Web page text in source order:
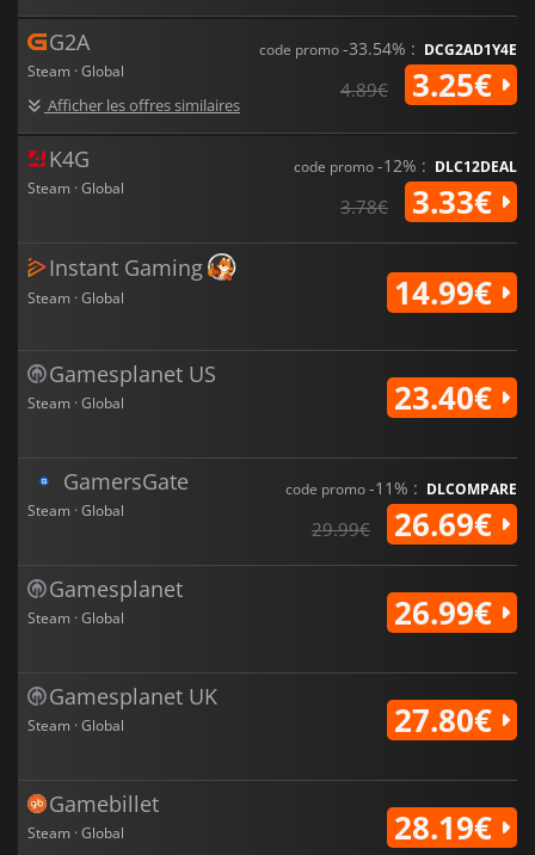
G2A
Steam · Global
Afficher les offres similaires
code promo-33.54% : DCG2AD1Y4E
4.89€ 3.25€
K4G
Steam · Global
code promo-12% : DLC12DEAL
3.78€ 3.33€
Instant Gaming
Steam · Global 14.99€
Gamesplanet US
Steam · Global 23.40€
GamersGate
Steam · Global
code promo-11% : DLCOMPARE
29.99€ 26.69€
Gamesplanet
Steam · Global 26.99€
Gamesplanet UK
Steam · Global 27.80€
Gamebillet
Steam · Global 28.19€